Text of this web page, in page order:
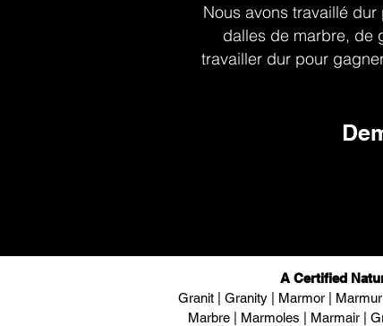
Nous avons travaillé
dalles de marbre, de
travailler dur pour
A Certified
Granit | Granity | Marmor |
Marbre | Marmoles | Marmair |